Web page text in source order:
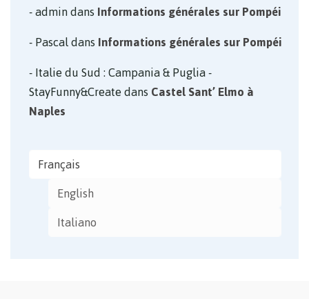
admindansInformations générales sur Pompéi
PascaldansInformations générales sur Pompéi
Italie du Sud : Campania & Puglia -
StayFunny&CreatedansCastel Sant’ Elmo à
Naples
Français
English
Italiano